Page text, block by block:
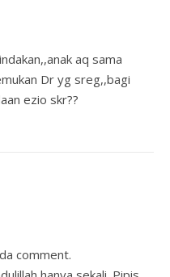
aq sama
Dr yg sreg,,bagi
ezio skr??
comment.